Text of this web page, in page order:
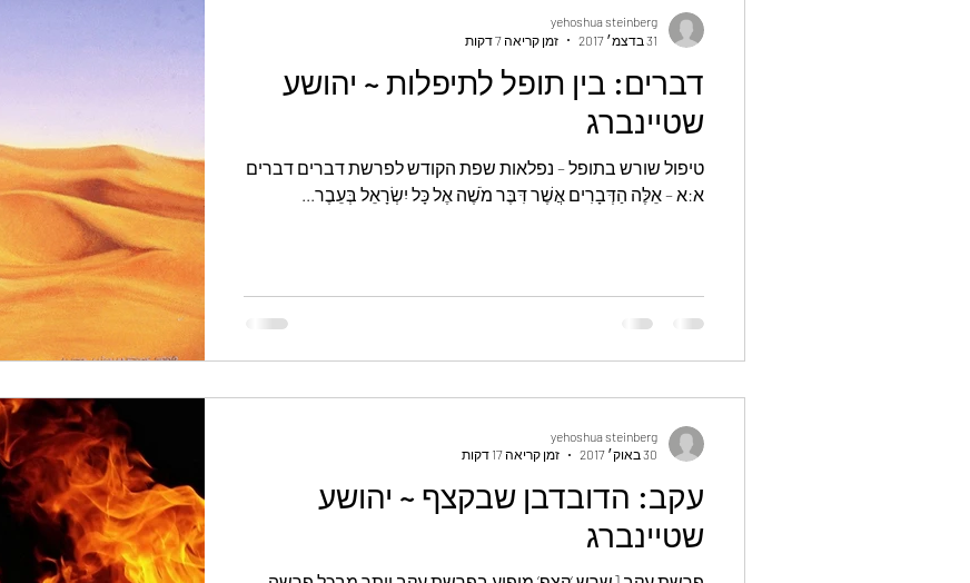
דברים: בין תופל לתיפלות ~ יהושע
שטיינברג
טיפול שורש בתופל – נפלאות שפת הקודש לפרשת דברים דברים
א:א – אֵלֶּה הַדְּבָרִים אֲשֶׁר דִּבֶּר מֹשֶׁה אֶל כָּל יִשְׂרָאֵל בְּעֵבֶר...
yehoshua steinberg
31 בדצמ׳ 2017
זמן קריאה 7 דקות
עקב: הדובדבן שבקצף ~ יהושע
שטיינברג
yehoshua steinberg
30 באוק׳ 2017
זמן קריאה 17 דקות